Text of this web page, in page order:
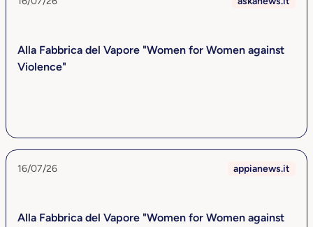
Alla Fabbrica del Vapore "Women for Women against
Violence"
16/07/26 appianews.it
Alla Fabbrica del Vapore "Women for Women against